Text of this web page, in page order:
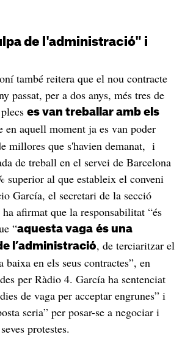
de l'administració" i
també reitera que el nou contracte
passat, per a dos anys, més tres de
es van treballar amb els
aquell moment ja es van poder
millores que s'havien demanat, i
de treball en el servei de Barcelona
superior al que estableix el conveni
García, el secretari de la secció
afirmat que la responsabilitat “és
“aquesta vaga és una
l’administració, de terciaritzar el
baixa en els seus contractes”, en
per Ràdio 4. García ha sentenciat
de vaga per acceptar engrunes” i
seria” per posar-se a negociar i
protestes.